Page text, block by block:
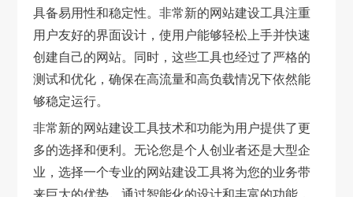
具备易用性和稳定性。非常新的网站建设工具注重
用户友好的界面设计，使用户能够轻松上手并快速
创建自己的网站。同时，这些工具也经过了严格的
测试和优化，确保在高流量和高负载情况下依然能
够稳定运行。
非常新的网站建设工具技术和功能为用户提供了更
多的选择和便利。无论您是个人创业者还是大型企
业，选择一个专业的网站建设工具将为您的业务带
来巨大的优势。通过智能化的设计和丰富的功能，